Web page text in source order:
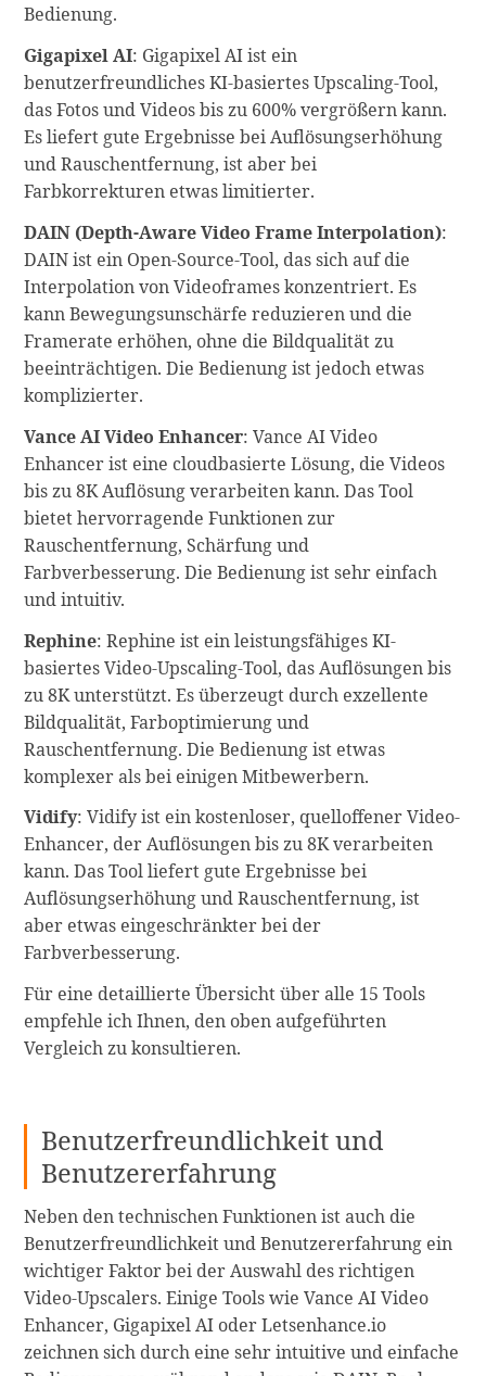
Bedienung.
Gigapixel AI: Gigapixel AI ist ein
benutzerfreundliches KI-basiertes Upscaling-Tool,
das Fotos und Videos bis zu 600% vergrößern kann.
Es liefert gute Ergebnisse bei Auflösungserhöhung
und Rauschentfernung, ist aber bei
Farbkorrekturen etwas limitierter.
DAIN (Depth-Aware Video Frame Interpolation):
DAIN ist ein Open-Source-Tool, das sich auf die
Interpolation von Videoframes konzentriert. Es
kann Bewegungsunschärfe reduzieren und die
Framerate erhöhen, ohne die Bildqualität zu
beeinträchtigen. Die Bedienung ist jedoch etwas
komplizierter.
Vance AI Video Enhancer: Vance AI Video
Enhancer ist eine cloudbasierte Lösung, die Videos
bis zu 8K Auflösung verarbeiten kann. Das Tool
bietet hervorragende Funktionen zur
Rauschentfernung, Schärfung und
Farbverbesserung. Die Bedienung ist sehr einfach
und intuitiv.
Rephine: Rephine ist ein leistungsfähiges KI-
basiertes Video-Upscaling-Tool, das Auflösungen bis
zu 8K unterstützt. Es überzeugt durch exzellente
Bildqualität, Farboptimierung und
Rauschentfernung. Die Bedienung ist etwas
komplexer als bei einigen Mitbewerbern.
Vidify: Vidify ist ein kostenloser, quelloffener Video-
Enhancer, der Auflösungen bis zu 8K verarbeiten
kann. Das Tool liefert gute Ergebnisse bei
Auflösungserhöhung und Rauschentfernung, ist
aber etwas eingeschränkter bei der
Farbverbesserung.
Für eine detaillierte Übersicht über alle 15 Tools
empfehle ich Ihnen, den oben aufgeführten
Vergleich zu konsultieren.
Benutzerfreundlichkeit und
Benutzererfahrung
Neben den technischen Funktionen ist auch die
Benutzerfreundlichkeit und Benutzererfahrung ein
wichtiger Faktor bei der Auswahl des richtigen
Video-Upscalers. Einige Tools wie Vance AI Video
Enhancer, Gigapixel AI oder Letsenhance.io
zeichnen sich durch eine sehr intuitive und einfache